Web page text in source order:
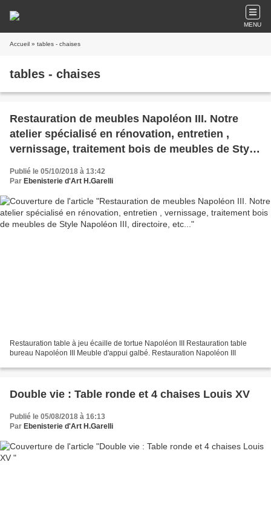
MENU
Accueil » tables - chaises
tables - chaises
Restauration de meubles Napoléon III. Notre
atelier spécialisé en rénovation, entretien ,
vernissage, traitement bois de meubles de Style
Napoléon III, directoire, etc...
Publié le 05/10/2018 à 13:42
Par Ebenisterie d'Art H.Garelli
Restauration table à jeu écaille de tortue Napoléon III Restauration table
bureau Napoléon III Meuble d'appui galbé. Restauration Napoléon III
Double vie : Table ronde et 4 chaises Louis XV
Publié le 05/08/2018 à 16:13
Par Ebenisterie d'Art H.Garelli